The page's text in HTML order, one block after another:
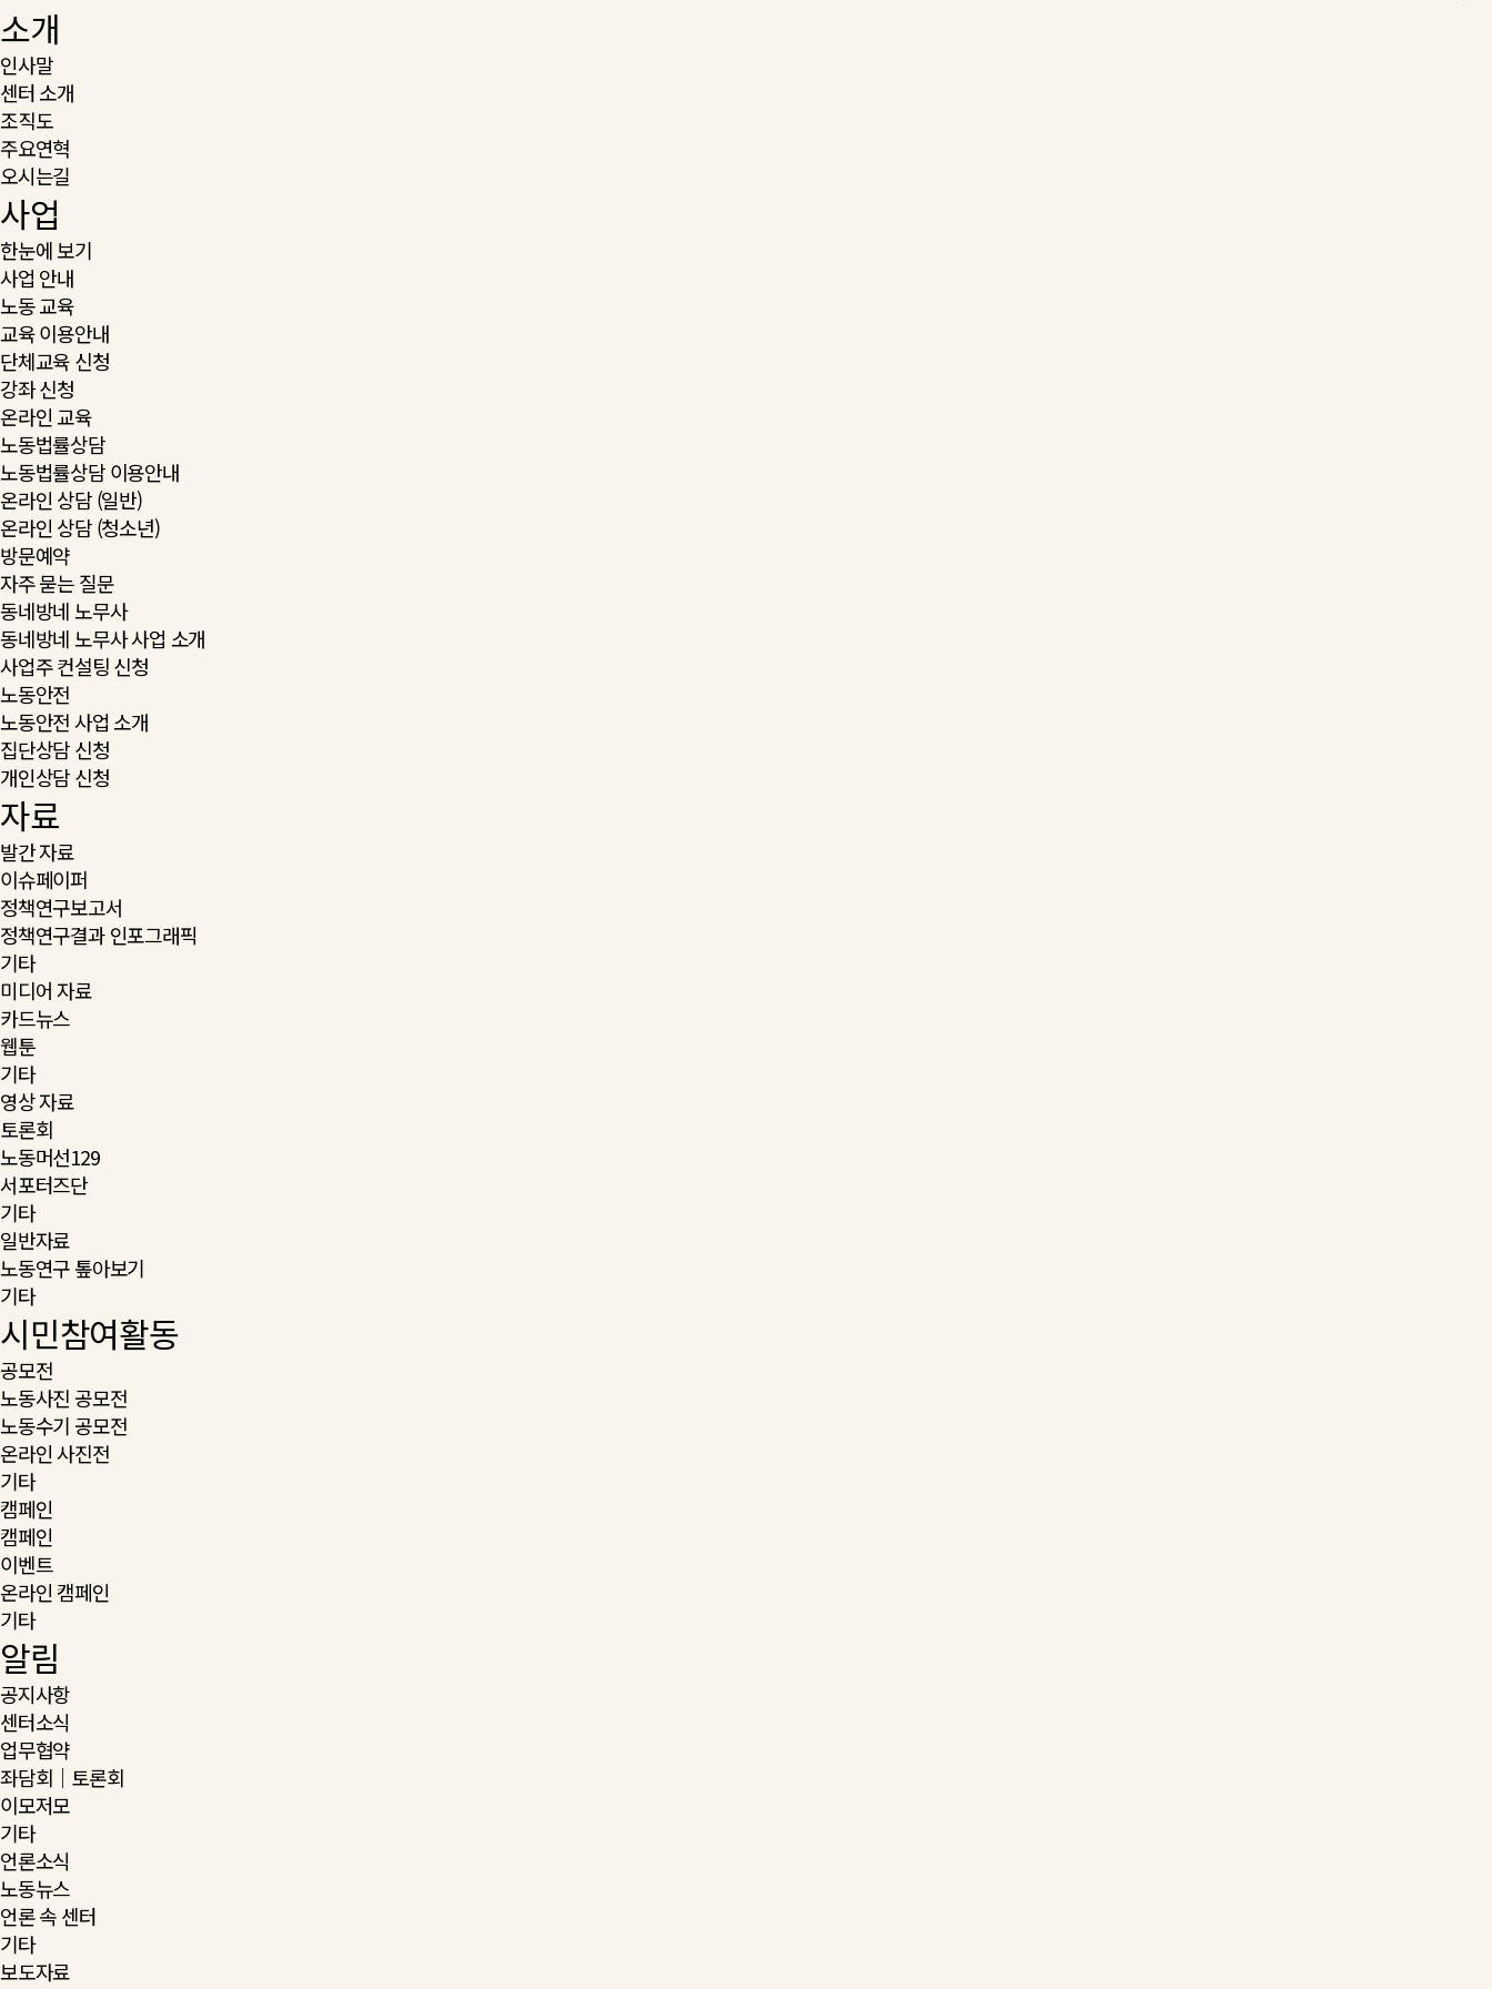
소개
인사말
센터 소개
조직도
주요연혁
오시는길
사업
한눈에 보기
사업 안내
노동 교육
교육 이용안내
단체교육 신청
강좌 신청
온라인 교육
노동법률상담
노동법률상담 이용안내
온라인 상담 (일반)
온라인 상담 (청소년)
방문예약
자주 묻는 질문
동네방네 노무사
동네방네 노무사 사업 소개
사업주 컨설팅 신청
노동안전
노동안전 사업 소개
집단상담 신청
개인상담 신청
자료
발간 자료
이슈페이퍼
정책연구보고서
정책연구결과 인포그래픽
기타
미디어 자료
카드뉴스
웹툰
기타
영상 자료
토론회
노동머선129
서포터즈단
기타
일반자료
노동연구 톺아보기
기타
시민참여활동
공모전
노동사진 공모전
노동수기 공모전
온라인 사진전
기타
캠페인
캠페인
이벤트
온라인 캠페인
기타
알림
공지사항
센터소식
업무협약
좌담회｜토론회
이모저모
기타
언론소식
노동뉴스
언론 속 센터
기타
보도자료